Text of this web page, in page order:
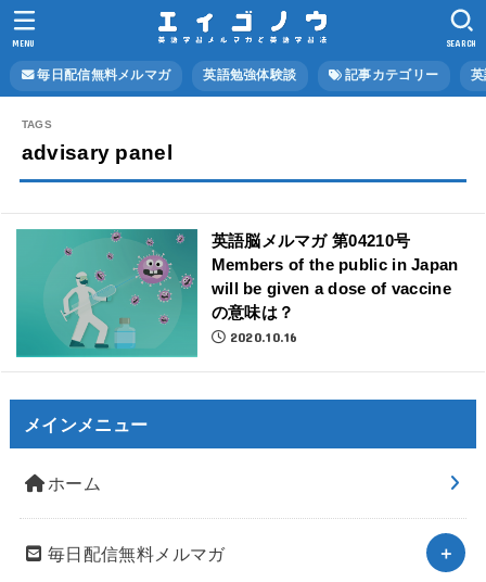
毎日配信無料メルマガ 英語勉強体験談 記事カテゴリー
SEARCH
MENU
advisary panel
英語脳メルマガ 第04210号
Members of the public in Japan
will be given a dose of vaccine
の意味は？
2020.10.16
メインメニュー
ホーム
毎日配信無料メルマガ